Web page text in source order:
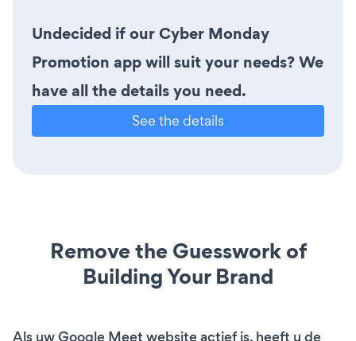
Undecided if our Cyber Monday
Promotion app will suit your needs? We
have all the details you need.
See the details
Remove the Guesswork of
Building Your Brand
Als uw Google Meet website actief is, heeft u de